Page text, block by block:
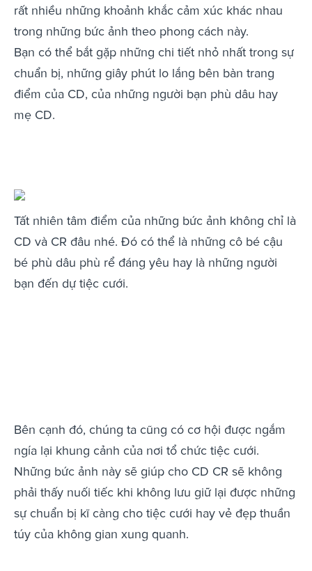
rất nhiều những khoảnh khắc cảm xúc khác nhau
trong những bức ảnh theo phong cách này.
Bạn có thể bắt gặp những chi tiết nhỏ nhất trong sự
chuẩn bị, những giây phút lo lắng bên bàn trang
điểm của CD, của những người bạn phù dâu hay
mẹ CD.
Tất nhiên tâm điểm của những bức ảnh không chỉ là
CD và CR đâu nhé. Đó có thể là những cô bé cậu
bé phù dâu phù rể đáng yêu hay là những người
bạn đến dự tiệc cưới.
Bên cạnh đó, chúng ta cũng có cơ hội được ngắm
ngía lại khung cảnh của nơi tổ chức tiệc cưới.
Những bức ảnh này sẽ giúp cho CD CR sẽ không
phải thấy nuối tiếc khi không lưu giữ lại được những
sự chuẩn bị kĩ càng cho tiệc cưới hay vẻ đẹp thuần
túy của không gian xung quanh.